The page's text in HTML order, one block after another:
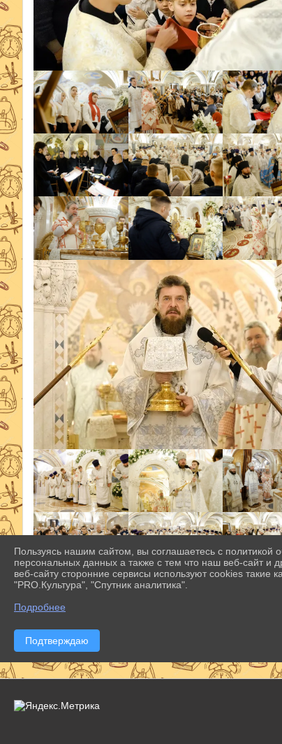
Пользуясь нашим сайтом, вы соглашаетесь с политикой
персональных данных а также с тем что наш веб-сайт и
веб-сайту сторонние сервисы используют cookies такие
"PRO.Культура", "Спутник аналитика".
Подробнее
Подтверждаю